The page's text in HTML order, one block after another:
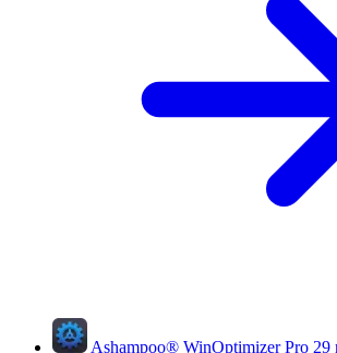
Ashampoo® WinOptimizer Pro 29